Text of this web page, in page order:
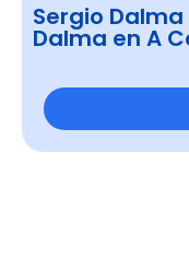
Sergio
Dalma en A